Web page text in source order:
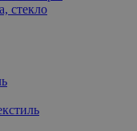
стекло